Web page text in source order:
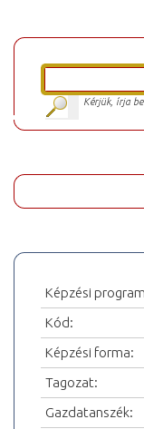
Kérjük, írja
Képzési
Kód:
Képzési forma:
Tagozat:
Gazdatanszék: